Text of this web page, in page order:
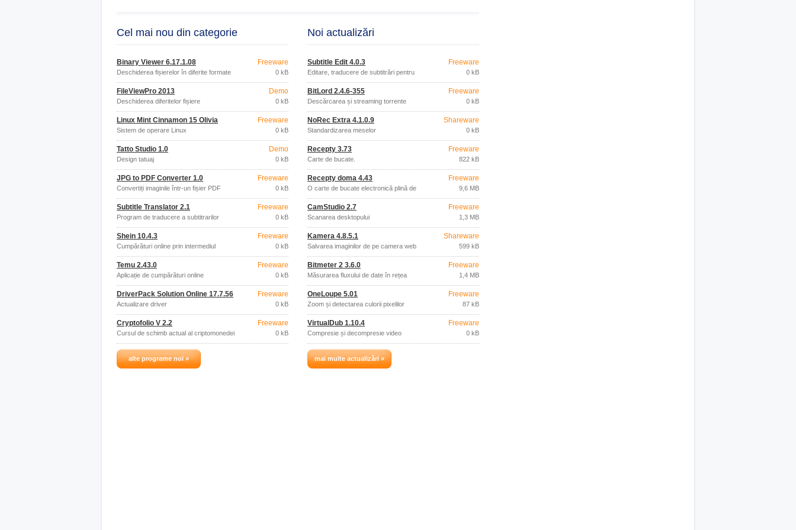
Cel mai nou din categorie
Binary Viewer 6.17.1.08
Deschiderea fișierelor în diferite formate
Freeware
0 kB
FileViewPro 2013
Deschiderea diferitelor fișiere
Demo
0 kB
Linux Mint Cinnamon 15 Olivia
Sistem de operare Linux
Freeware
0 kB
Tatto Studio 1.0
Design tatuaj
Demo
0 kB
JPG to PDF Converter 1.0
Convertiți imaginile într-un fișier PDF
Freeware
0 kB
Subtitle Translator 2.1
Program de traducere a subtitrarilor
Freeware
0 kB
Shein 10.4.3
Cumpărături online prin intermediul
Freeware
0 kB
Temu 2.43.0
Aplicație de cumpărături online
Freeware
0 kB
DriverPack Solution Online 17.7.56
Actualizare driver
Freeware
0 kB
Cryptofolio V 2.2
Cursul de schimb actual al criptomonedei
Freeware
0 kB
alte programe noi »
Noi actualizări
Subtitle Edit 4.0.3
Editare, traducere de subtitrări pentru
Freeware
0 kB
BitLord 2.4.6-355
Descărcarea și streaming torrente
Freeware
0 kB
NoRec Extra 4.1.0.9
Standardizarea meselor
Shareware
0 kB
Recepty 3.73
Carte de bucate.
Freeware
822 kB
Recepty doma 4.43
O carte de bucate electronică plină de
Freeware
9,6 MB
CamStudio 2.7
Scanarea desktopului
Freeware
1,3 MB
Kamera 4.8.5.1
Salvarea imaginilor de pe camera web
Shareware
599 kB
Bitmeter 2 3.6.0
Măsurarea fluxului de date în rețea
Freeware
1,4 MB
OneLoupe 5.01
Zoom și detectarea culorii pixelilor
Freeware
87 kB
VirtualDub 1.10.4
Compresie și decompresie video
Freeware
0 kB
mai multe actualizări »